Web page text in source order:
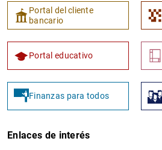
Portal del cliente
bancario
Portal educativo
Finanzas para todos
Enlaces de interés